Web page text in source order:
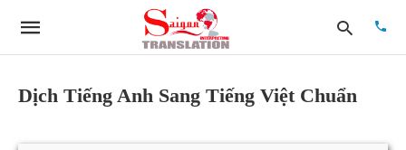
Type
Dịch Tiếng Anh Sang Tiếng Việt Chuẩn